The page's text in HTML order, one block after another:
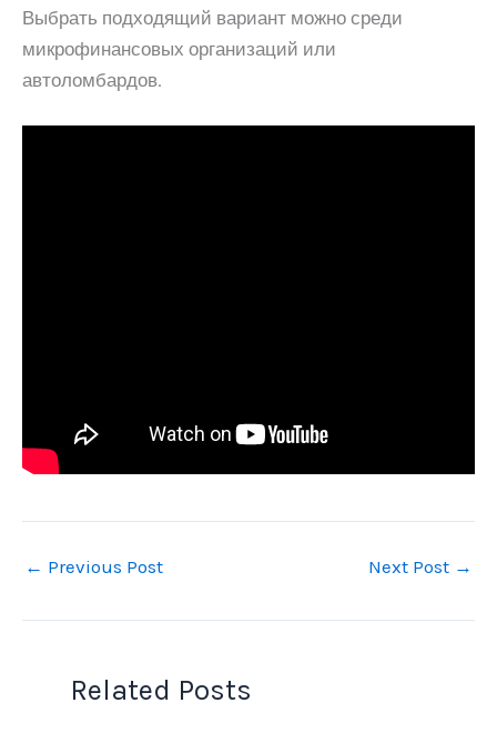
Выбрать подходящий вариант можно среди
микрофинансовых организаций или
автоломбардов.
← Previous Post Next Post →
Related Posts